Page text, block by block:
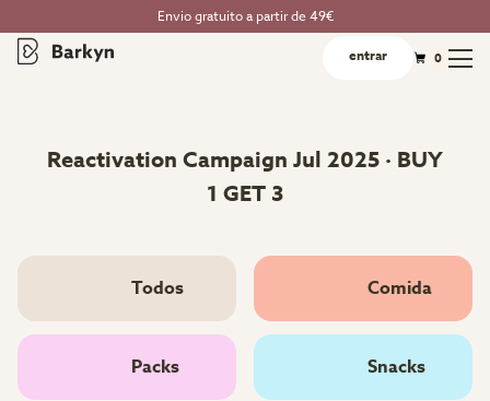
Envio gratuito a partir de 49€
entrar 0
Reactivation Campaign Jul 2025 · BUY
1 GET 3
Todos Comida
Packs Snacks